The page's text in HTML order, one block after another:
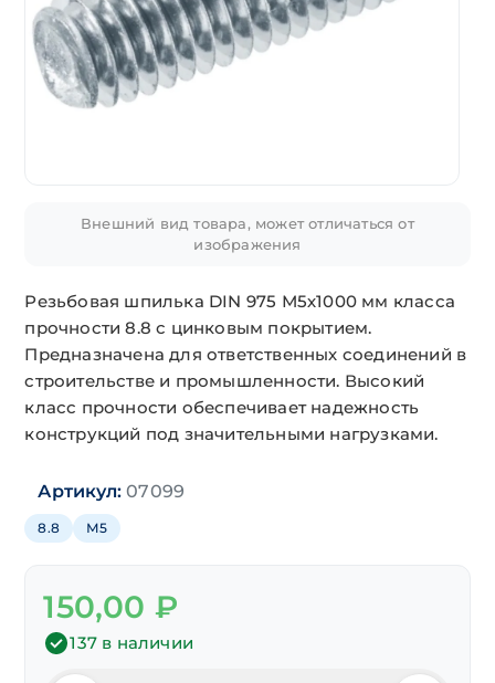
Внешний вид товара, может отличаться от
изображения
Резьбовая шпилька DIN 975 М5х1000 мм класса
прочности 8.8 с цинковым покрытием.
Предназначена для ответственных соединений в
строительстве и промышленности. Высокий
класс прочности обеспечивает надежность
конструкций под значительными нагрузками.
Артикул: 07099
8.8 М5
150,00 ₽
137 в наличии